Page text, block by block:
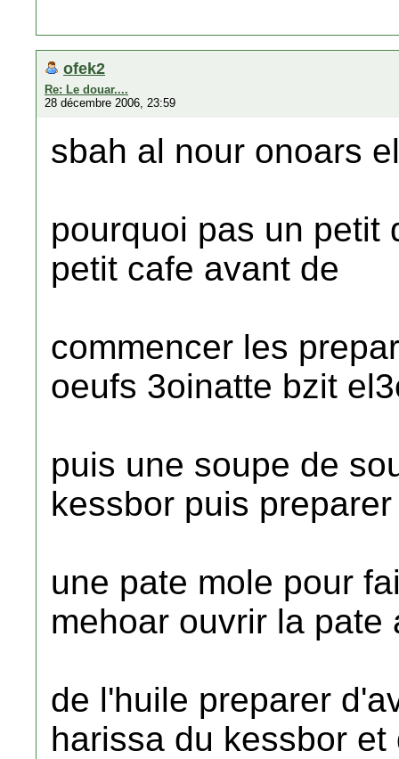
ofek2
Re: Le douar....
28 décembre 2006, 23:59
sbah al nour onoars
pourquoi pas un petit
petit cafe avant de
commencer les
oeufs 3oinatte bzit
puis une soupe de
kessbor puis preparer
une pate mole pour
mehoar ouvrir la pate
de l'huile preparer
harissa du kessbor et